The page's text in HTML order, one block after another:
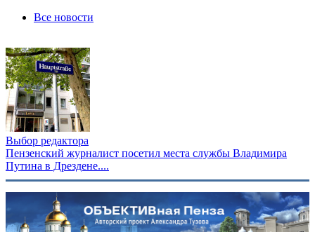
Все новости
Выбор редактора
Пензенский журналист посетил места службы Владимира
Путина в Дрездене....